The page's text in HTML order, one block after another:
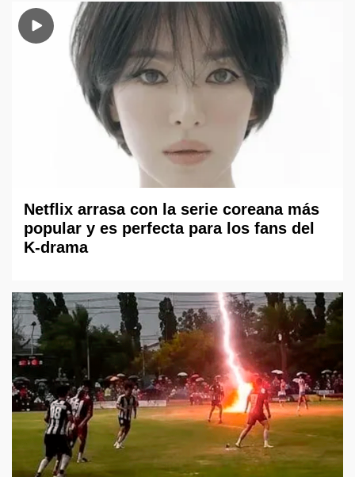
Netflix arrasa con la serie coreana más
popular y es perfecta para los fans del
K-drama